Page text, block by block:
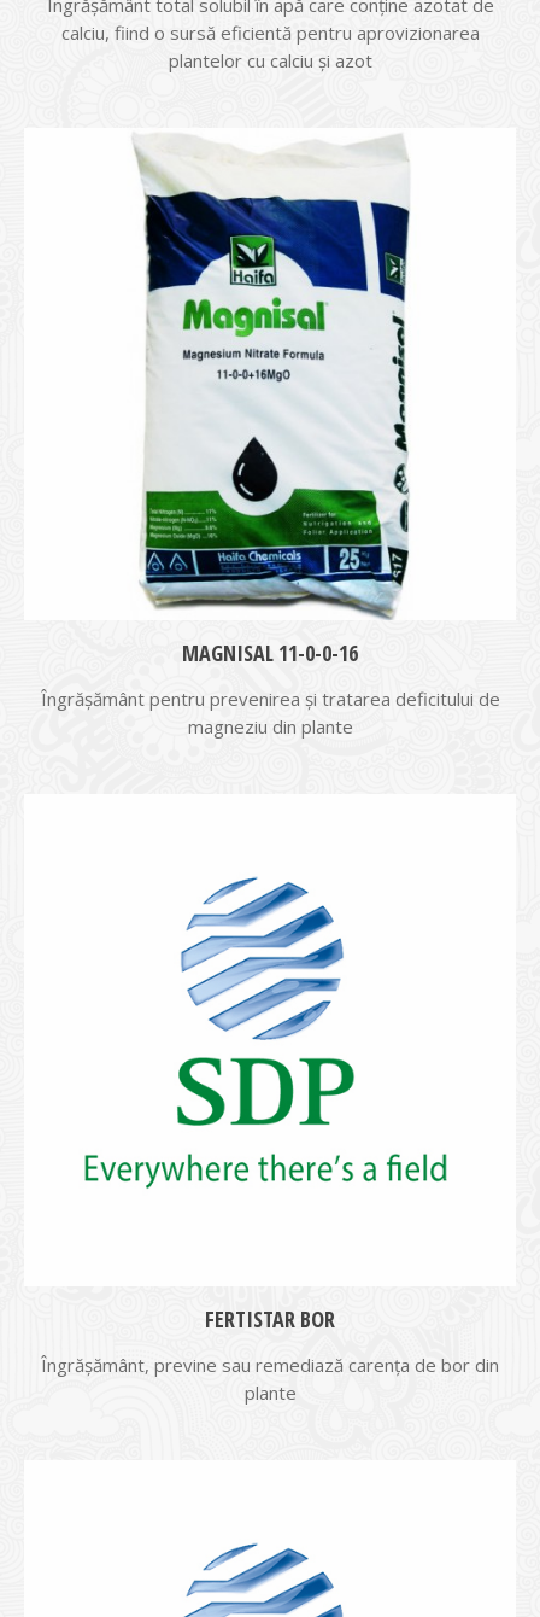
Îngrășământ total solubil în apă care conține azotat de
calciu, fiind o sursă eficientă pentru aprovizionarea
plantelor cu calciu și azot
MAGNISAL 11-0-0-16
Îngrășământ pentru prevenirea și tratarea deficitului de
magneziu din plante
FERTISTAR BOR
Îngrășământ, previne sau remediază carenț­a de bor din
plante